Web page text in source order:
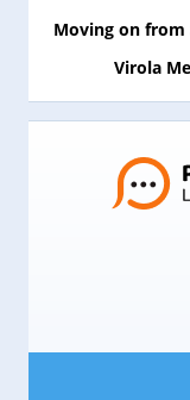
Moving on from
Virola